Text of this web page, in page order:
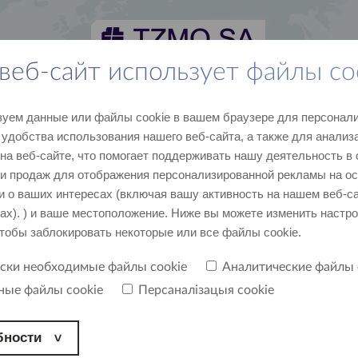
сайт использует файлы
данные или файлы cookie в вашем браузере для
использования нашего веб-сайта, а также для
веб-сайте, что помогает поддерживать нашу деятельность в
и продаж для отображения персонализированной рекламы на
о ваших интересах (включая вашу активность на нашем веб-
) и ваше местоположение. Ниже вы можете изменить
заблокировать некоторые или все файлы cookie.
необходимые файлы cookie
Аналитические файлы
файлы cookie
Персаналізацыя cookie
последние данные и события присоединяйтесь к нам напишите, позвоните